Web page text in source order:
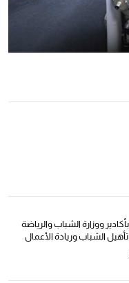
ووزارة الشباب والرياضة
تأهيل الشباب وريادة الأعمال